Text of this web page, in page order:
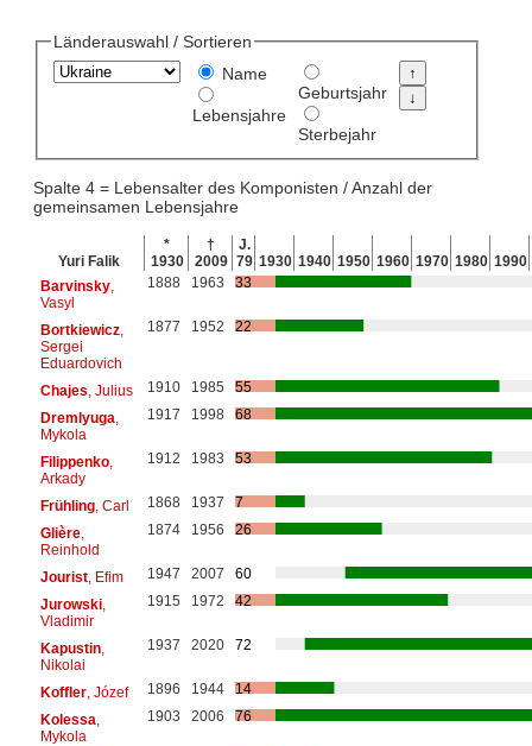
Länderauswahl / Sortieren
Name
Lebensjahre
Geburtsjahr
Sterbejahr
Spalte 4 = Lebensalter des Komponisten / Anzahl der
gemeinsamen Lebensjahre
Yuri Falik
*
1930
†
2009
J.
79 1930 1940 1950 1960 1970 1980 1990
Barvinsky,
Vasyl
1888 1963 33
Bortkiewicz,
Sergei
Eduardovich
1877 1952 22
Chajes , Julius 1910 1985
55
Dremlyuga
Mykola
1917 1998 68
Filippenko,
Arkady
1912 1983 53
Frühling, Carl 1868 1937
7
Glière,
Reinhold
1874 1956 26
Jourist, Efim 1947 2007
60
Jurowski,
Vladimir
1915 1972 42
Kapustin,
Nikolai
1937 2020 72
Koffler, Józef 1896 1944
14
Kolessa
Mykola
1903 2006 76